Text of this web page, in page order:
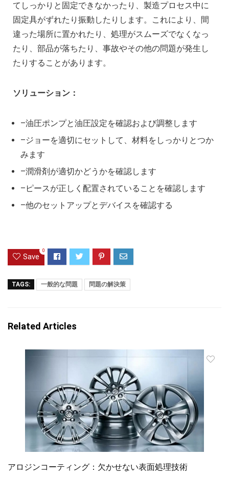
てしっかりと固定できなかったり、製造プロセス中に
固定具がずれたり振動したりします。これにより、間
違った場所に置かれたり、処理がスムーズでなくなっ
たり、部品が落ちたり、事故やその他の問題が発生し
たりすることがあります。
ソリューション：
–油圧ポンプと油圧設定を確認および調整します
–ジョーを適切にセットして、材料をしっかりとつか
みます
–潤滑剤が適切かどうかを確認します
–ピースが正しく配置されていることを確認します
–他のセットアップとデバイスを確認する
Save
0
TAGS: 一般的な問題 問題の解決策
Related Articles
アロジンコーティング：欠かせない表面処理技術